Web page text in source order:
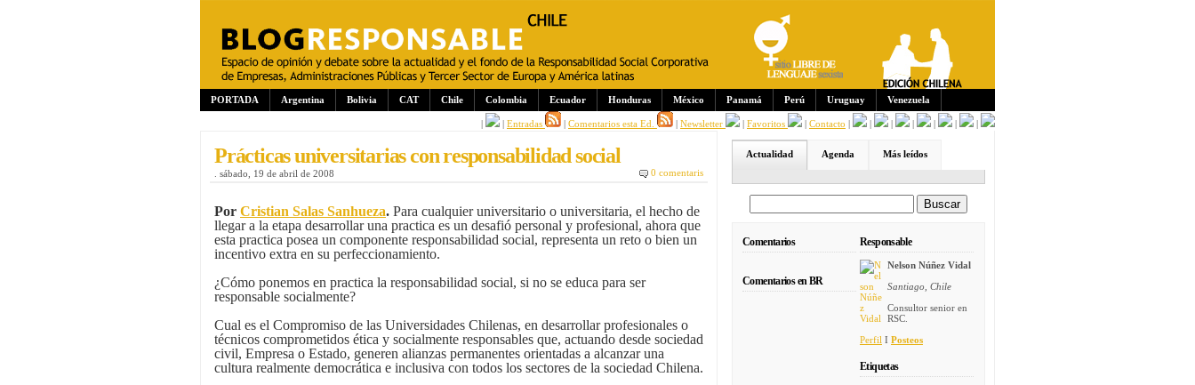
PORTADA Argentina Bolivia CAT Chile Colombia Ecuador Honduras México Panamá Perú Uruguay Venezuela
| | Entradas | Comentarios esta Ed. | Newsletter | Favoritos | Contacto | | | | | | |
Prácticas universitarias con responsabilidad social
sábado, 19 de abril de 2008 0 comentaris
Por Cristian Salas Sanhueza. Para cualquier universitario o universitaria, el hecho de
llegar a la etapa desarrollar una practica es un desafió personal y profesional, ahora que
esta practica posea un componente responsabilidad social, representa un reto o bien un
incentivo extra en su perfeccionamiento.
¿Cómo ponemos en practica la responsabilidad social, si no se educa para ser
responsable socialmente?
Cual es el Compromiso de las Universidades Chilenas, en desarrollar profesionales o
técnicos comprometidos ética y socialmente responsables que, actuando desde sociedad
civil, Empresa o Estado, generen alianzas permanentes orientadas a alcanzar una
cultura realmente democrática e inclusiva con todos los sectores de la sociedad Chilena.
Actualidad Agenda Más leídos
Comentarios
Comentarios en BR
Responsable
Nelson Núñez Vidal
Santiago, Chile
Consultor senior en
RSC.
Perfil I Posteos
Etiquetas